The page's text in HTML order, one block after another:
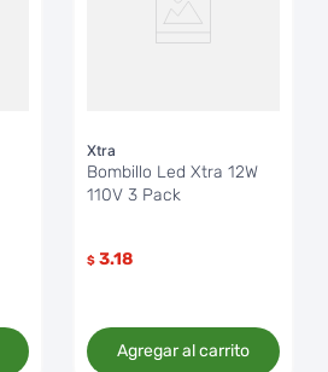
Xtra
Bombillo Led Xtra 12W
110V 3 Pack
$ 3.18
Agregar al carrito